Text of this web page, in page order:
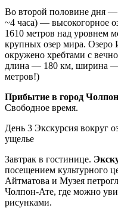
Во второй половине дня —
~4 часа) — высокогорное
1610 метров над уровнем
крупных озер мира. Озеро
окружено хребтами с
длина — 180 км, ширина —
метров!)
Прибытие в город
Свободное время.
День 3 Экскурсия вокруг
ущелье
Завтрак в гостинице.
посещением культурного
Айтматова и Музея
Чолпон-Ате, где можно
рисунками.